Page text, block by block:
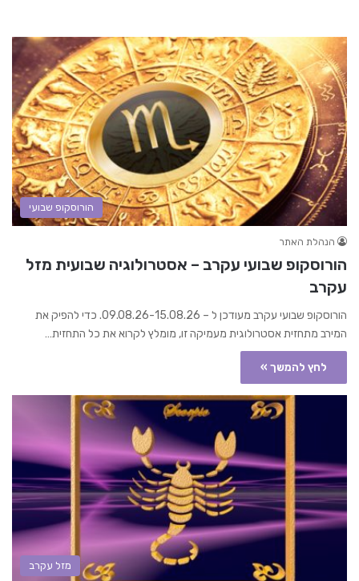
הורוסקופ שבועי
הנהלת האתר
הורוסקופ שבועי עקרב – אסטרולוגיה שבועית מזל
עקרב
הורוסקופ שבועי עקרב מעודכן ל – 09.08.26-15.08.26. כדי להפיק את
המירב מתחזית אסטרולוגית מעמיקה זו, מומלץ לקרוא את כל התחזית…
לחץ להמשך »
מזל עקרב